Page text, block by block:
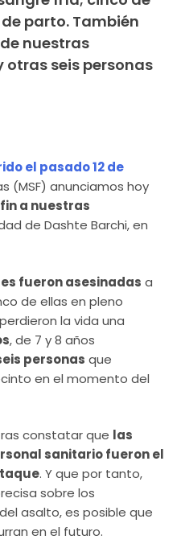
parto. También
nuestras
otras seis personas
el pasado 12 de
(MSF) anunciamos hoy
a nuestras
de Dashte Barchi, en
fueron asesinadas a
de ellas en pleno
la vida una
, de 7 y 8 años
personas que
en el momento del
constatar que las
sanitario fueron el
. Y que por tanto,
sobre los
asalto, es posible que
en el futuro.